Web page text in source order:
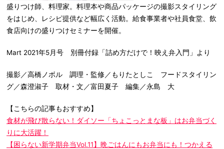
盛りつけ師、料理家。料理本や商品パッケージの撮影スタイリング
をはじめ、レシピ提供など幅広く活動。給食事業者や社員食堂、飲
食店向けの盛りつけセミナーを開催。
Mart 2021年5月号 別冊付録「詰め方だけで！映え弁入門」より
撮影／高橋ノボル 調理・監修／もりたとしこ フードスタイリン
グ／森澄淑子 取材・文／富田夏子 編集／永島 大
【こちらの記事もおすすめ】
食材が飛び散らない！ダイソー「ちょこっとまな板」はお弁当づく
りに大活躍！
【困らない新学期弁当Vol.11】晩ごはんにもお弁当にも！つかえる